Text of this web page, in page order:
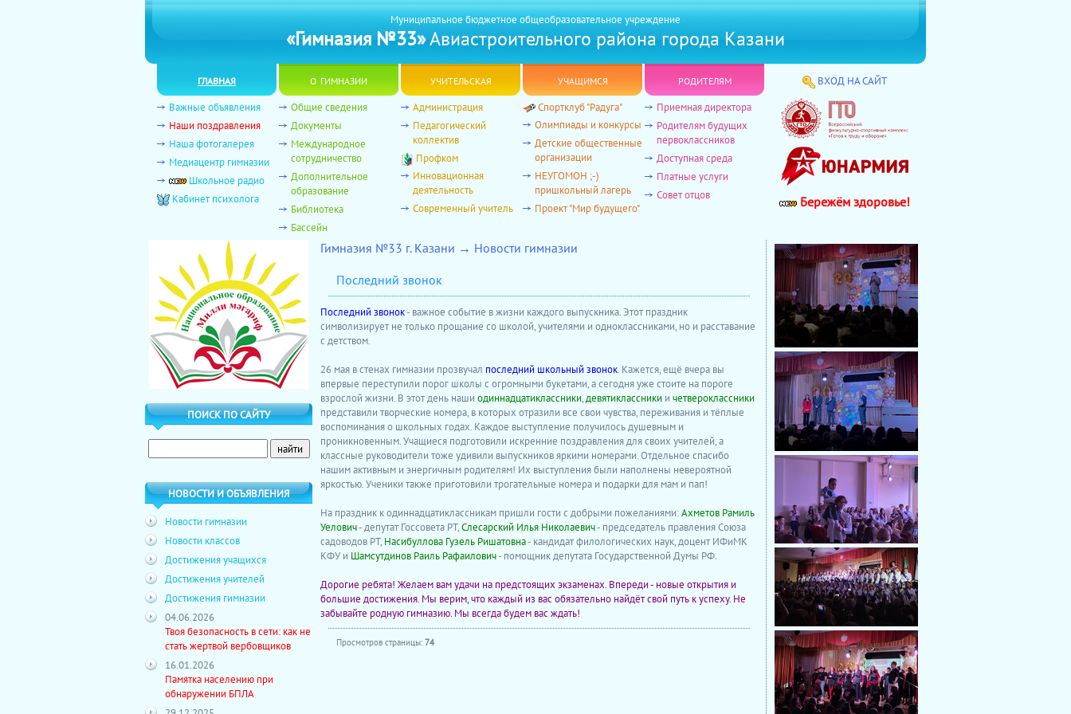
Муниципальное бюджетное общеобразовательное учреждение
«Гимназия №33»Авиастроительного района города Казани
главная о гимназии учительская учащимся родителям ВХОД НА САЙТ
Бережём здоровье!
Важные объявления
Наши поздравления
Наша фотогалерея
Медиацентр гимназии
Школьное радио
Кабинет психолога
Общие сведения
Документы
Международное
сотрудничество
Дополнительное
образование
Библиотека
Бассейн
Администрация
Педагогический
коллектив
Профком
Инновационная
деятельность
Современный учитель
Спортклуб "Радуга"
Олимпиады и конкурсы
Детские общественные
организации
НЕУГОМОН ;-)
пришкольный лагерь
Проект "Мир будущего"
Приемная директора
Родителям будущих
первоклассников
Доступная среда
Платные услуги
Совет отцов
ПОИСК ПО САЙТУ
НОВОСТИ И ОБЪЯВЛЕНИЯ
Новости гимназии
Новости классов
Достижения учащихся
Достижения учителей
Достижения гимназии
04.06.2026
Твоя безопасность в сети: как не
стать жертвой вербовщиков
16.01.2026
Памятка населению при
обнаружении БПЛА
Гимназия №33 г. Казани → Новости гимназии
Последний звонок
Последний звонок- важное событие в жизни каждого выпускника. Этот праздник
символизирует не только прощание со школой, учителями и одноклассниками, но и расставание
с детством.
26 мая в стенах гимназии прозвучал последний школьный звонок. Кажется, ещё вчера вы
впервые переступили порог школы с огромными букетами, а сегодня уже стоите на пороге
взрослой жизни. В этот день наши одиннадцатиклассники,девятиклассники и четвероклассники
представили творческие номера, в которых отразили все свои чувства, переживания и тёплые
воспоминания о школьных годах. Каждое выступление получилось душевным и
проникновенным. Учащиеся подготовили искренние поздравления для своих учителей, а
классные руководители тоже удивили выпускников яркими номерами. Отдельное спасибо
нашим активным и энергичным родителям! Их выступления были наполнены невероятной
яркостью. Ученики также приготовили трогательные номера и подарки для мам и пап!
На праздник к одиннадцатиклассникам пришли гости с добрыми пожеланиями:Ахметов Рамиль
Уелович- депутат Госсовета РТ,Слесарский Илья Николаевич- председатель правления Союза
садоводов РТ, Насибуллова Гузель Ришатовна- кандидат филологических наук, доцент ИФиМК
КФУ и Шамсутдинов Раиль Рафаилович- помощник депутата Государственной Думы РФ.
Дорогие ребята! Желаем вам удачи на предстоящих экзаменах. Впереди - новые открытия и
большие достижения. Мы верим, что каждый из вас обязательно найдёт свой путь к успеху. Не
забывайте родную гимназию. Мы всегда будем вас ждать!
Просмотров страницы: 74